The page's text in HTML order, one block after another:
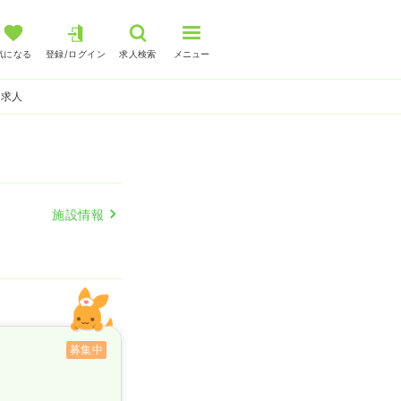
になる 登録/ログイン 求人検索 メニュー
人
施設情報
募集中